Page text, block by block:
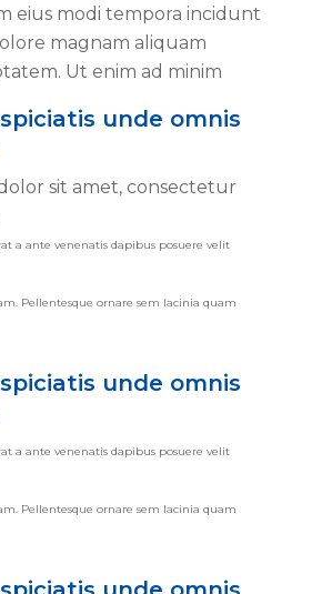
eius modi tempora incidunt
magnam aliquam
Ut enim ad minim
unde omnis
sit amet, consectetur
a ante venenatis dapibus posuere velit
Pellentesque ornare sem lacinia quam
unde omnis
a ante venenatis dapibus posuere velit
Pellentesque ornare sem lacinia quam